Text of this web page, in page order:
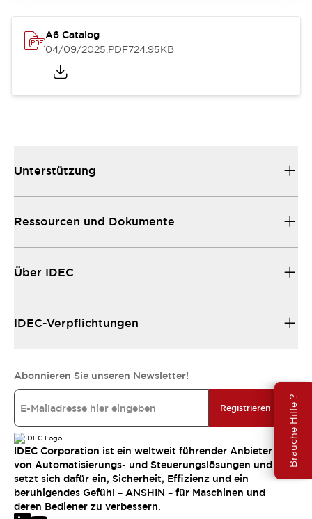
Brauche Hilfe ?
A6 Catalog
04/09/2025.PDF724.95KB
Unterstützung
Ressourcen und Dokumente
Über IDEC
IDEC-Verpflichtungen
Abonnieren Sie unseren Newsletter!
Registrieren
IDEC Corporation ist ein weltweit führender Anbieter
von Automatisierungs- und Steuerungslösungen und
setzt sich dafür ein, Sicherheit, Effizienz und ein
beruhigendes Gefühl – ANSHIN – für Maschinen und
deren Bediener zu verbessern.